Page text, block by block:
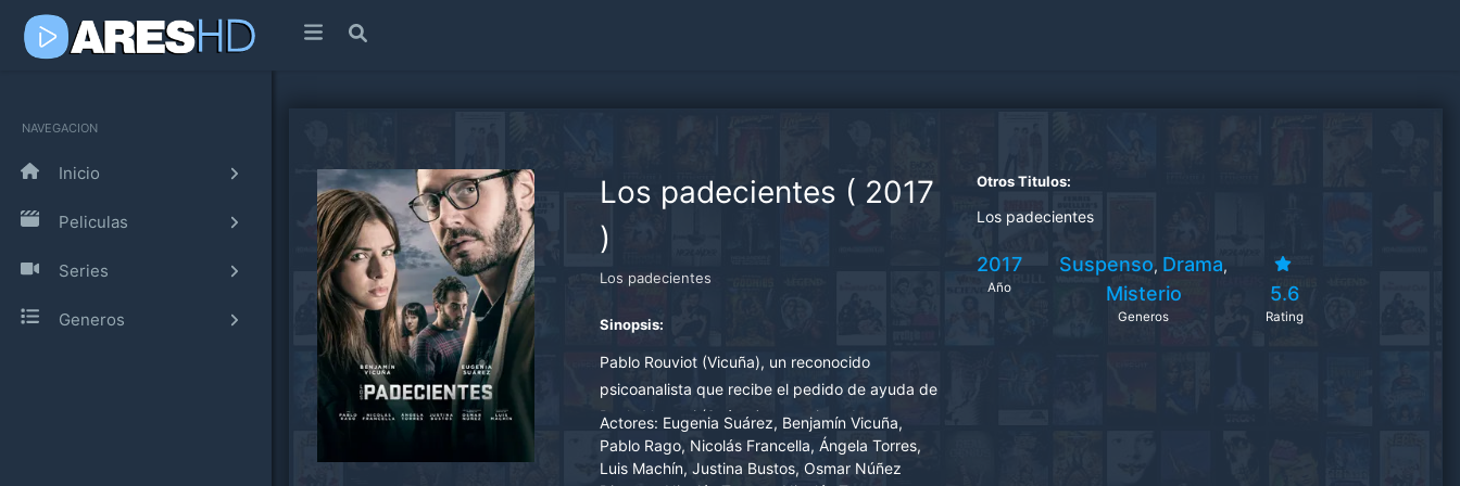
NAVEGACION
Inicio
Peliculas
Series
Generos
Los padecientes ( 2017
)
Los padecientes
Sinopsis:
Pablo Rouviot (Vicuña), un reconocido
psicoanalista que recibe el pedido de ayuda de
Paula Vanussi (Suárez) que quiere demostrar
que su hermano Javier (Nicolás Francella) es
inocente del delito de que se lo acusa: el
Actores: Eugenia Suárez, Benjamín Vicuña,
Pablo Rago, Nicolás Francella, Ángela Torres,
Luis Machín, Justina Bustos, Osmar Núñez
Otros Titulos:
Los padecientes
2017
Año
Suspenso, Drama,
Misterio
Generos
5.6
Rating